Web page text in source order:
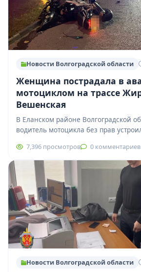
Новости Волгоградской области
Женщина пострадала в
мотоциклом на трассе
Вешенская
В Еланском районе Волгоградской
водитель мотоцикла без прав
7,396 просмотров 0 комментариев
Новости Волгоградской области